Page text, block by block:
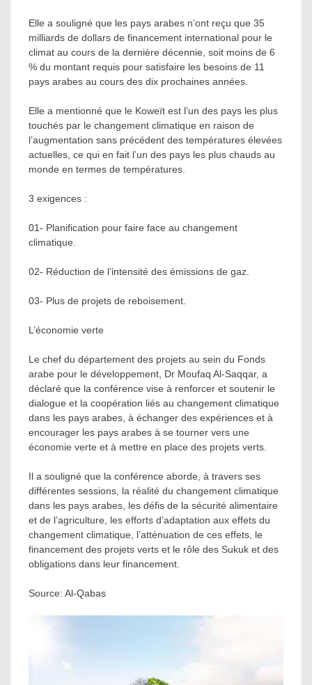
Elle a souligné que les pays arabes n’ont reçu que 35
milliards de dollars de financement international pour le
climat au cours de la dernière décennie, soit moins de 6
% du montant requis pour satisfaire les besoins de 11
pays arabes au cours des dix prochaines années.
Elle a mentionné que le Koweït est l’un des pays les plus
touchés par le changement climatique en raison de
l’augmentation sans précédent des températures élevées
actuelles, ce qui en fait l’un des pays les plus chauds au
monde en termes de températures.
3 exigences :
01- Planification pour faire face au changement
climatique.
02- Réduction de l’intensité des émissions de gaz.
03- Plus de projets de reboisement.
L’économie verte
Le chef du département des projets au sein du Fonds
arabe pour le développement, Dr Moufaq Al-Saqqar, a
déclaré que la conférence vise à renforcer et soutenir le
dialogue et la coopération liés au changement climatique
dans les pays arabes, à échanger des expériences et à
encourager les pays arabes à se tourner vers une
économie verte et à mettre en place des projets verts.
Il a souligné que la conférence aborde, à travers ses
différentes sessions, la réalité du changement climatique
dans les pays arabes, les défis de la sécurité alimentaire
et de l’agriculture, les efforts d’adaptation aux effets du
changement climatique, l’atténuation de ces effets, le
financement des projets verts et le rôle des Sukuk et des
obligations dans leur financement.
Source: Al-Qabas